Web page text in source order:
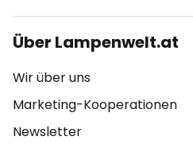
Über Lampenwelt.at
Wir über uns
Marketing-Kooperationen
Newsletter